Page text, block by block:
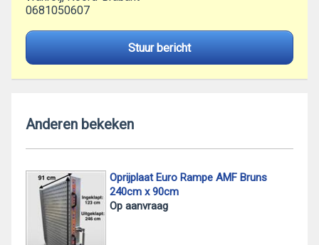
0681050607
Stuur bericht
Anderen bekeken
Oprijplaat Euro Rampe AMF Bruns
240cm x 90cm
Op aanvraag